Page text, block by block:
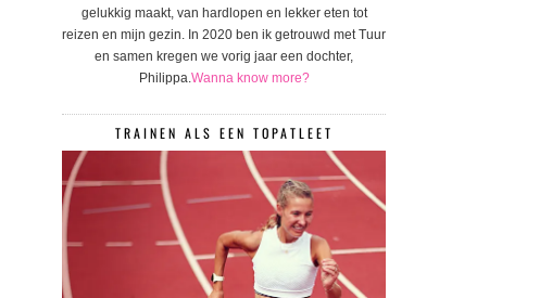
gelukkig maakt, van hardlopen en lekker eten tot
reizen en mijn gezin. In 2020 ben ik getrouwd met Tuur
en samen kregen we vorig jaar een dochter,
Philippa.Wanna know more?
TRAINEN ALS EEN TOPATLEET